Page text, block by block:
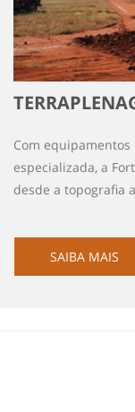
Com
especializada, a
desde a topografia
SAIBA MAIS